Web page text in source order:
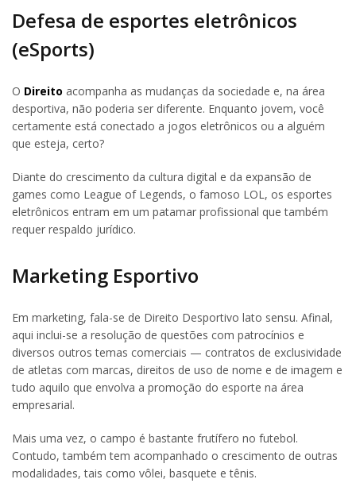
Defesa de esportes eletrônicos
(eSports)
O Direito acompanha as mudanças da sociedade e, na área
desportiva, não poderia ser diferente. Enquanto jovem, você
certamente está conectado a jogos eletrônicos ou a alguém
que esteja, certo?
Diante do crescimento da cultura digital e da expansão de
games como League of Legends, o famoso LOL, os esportes
eletrônicos entram em um patamar profissional que também
requer respaldo jurídico.
Marketing Esportivo
Em marketing, fala-se de Direito Desportivo lato sensu. Afinal,
aqui inclui-se a resolução de questões com patrocínios e
diversos outros temas comerciais — contratos de exclusividade
de atletas com marcas, direitos de uso de nome e de imagem e
tudo aquilo que envolva a promoção do esporte na área
empresarial.
Mais uma vez, o campo é bastante frutífero no futebol.
Contudo, também tem acompanhado o crescimento de outras
modalidades, tais como vôlei, basquete e tênis.